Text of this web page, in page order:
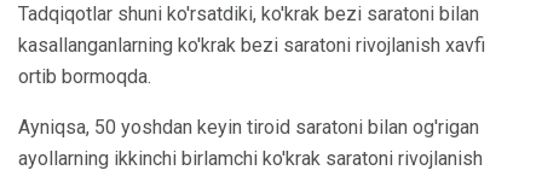
Tadqiqotlar shuni ko'rsatdiki, ko'krak bezi saratoni bilan
kasallanganlarning ko'krak bezi saratoni rivojlanish xavfi
ortib bormoqda.
Ayniqsa, 50 yoshdan keyin tiroid saratoni bilan og'rigan
ayollarning ikkinchi birlamchi ko'krak saratoni rivojlanish